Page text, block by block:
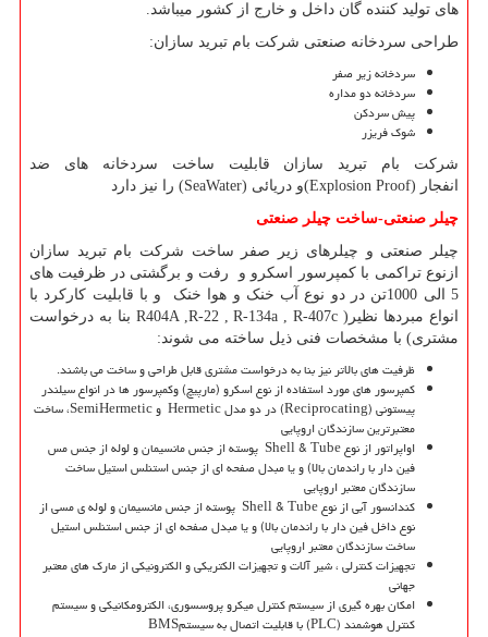
های تولید کننده گان داخل و خارج از کشور میباشد.
طراحی سردخانه صنعتی شرکت بام تبرید سازان:
سردخانه زیر صفر
سردخانه دو مداره
پیش سردکن
شوک فریزر
شرکت بام تبرید سازان قابلیت ساخت سردخانه های ضد
انفجار (Explosion Proof)و دریائی (SeaWater) را نیز دارد
چیلر صنعتی-ساخت چیلر صنعتی
چیلر صنعتی و چیلرهای زیر صفر ساخت شرکت بام تبرید سازان
ازنوع تراکمی با کمپرسور اسکرو و رفت و برگشتی در ظرفیت های
5 الی 1000تن در دو نوع آب خنک و هوا خنک و با قابلیت کارکرد با
انواع مبردها نظیر R404A ,R-22 , R-134a , R-407c ) بنا به درخواست
مشتری) با مشخصات فنی ذیل ساخته می شوند:
ظرفیت های بالاتر نیز بنا به درخواست مشتری قابل طراحی و ساخت می باشند.
کمپرسور های مورد استفاده از نوع اسکرو (مارپیچ) وکمپرسور ها در انواع سیلندر
پیستونی(Reciprocating)در دو مدلHermetic وSemiHermetic، ساخت
معتبرترین سازندگان اروپایی
اواپراتور از نوعShell & Tube پوسته از جنس مانسیمان و لوله از جنس مس
فین دار با راندمان بالا) و یا مبدل صفحه ای از جنس استنلس استیل ساخت
سازندگان معتبر اروپایی
کندانسور آبی از نوعShell & Tube پوسته از جنس مانسیمان و لوله ی مسی از
نوع داخل فین دار با راندمان بالا) و یا مبدل صفحه ای از جنس استنلس استیل
ساخت سازندگان معتبر اروپایی
تجهیزات کنترلی ، شیر آلات و تجهیزات الکتریکی و الکترونیکی از مارک های معتبر
جهانی
امکان بهره گیری از سیستم کنترل میکرو پروسسوری، الکترومکانیکی و سیستم
کنترل هوشمند(PLC)با قابلیت اتصال به سیستمBMS